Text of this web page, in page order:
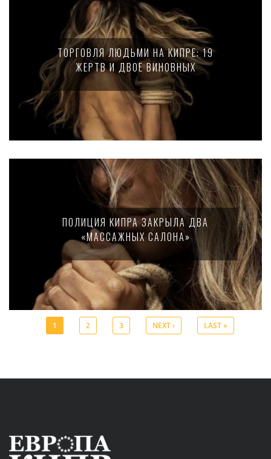
ТОРГОВЛЯ ЛЮДЬМИ НА КИПРЕ: 19
ЖЕРТВ И ДВОЕ ВИНОВНЫХ
ПОЛИЦИЯ КИПРА ЗАКРЫЛА ДВА
«МАССАЖНЫХ САЛОНА»
1 2 3 NEXT › LAST »